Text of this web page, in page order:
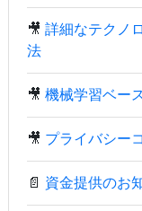
🎥 詳細なテクノ
法
🎥 機械学習ベー
🎥 プライバシー
📄 資金提供のお